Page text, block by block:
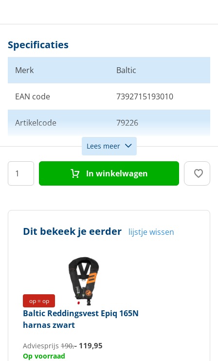
Specificaties
Merk Baltic
EAN code 7392715193010
Artikelcode 79226
Drijfvermogen 165N
Lees meer
In winkelwagen
Dit bekeek je eerder lijstje wissen
op = op
Baltic Reddingsvest Epiq 165N
harnas zwart
Adviesprijs 190,- 119,95
Op voorraad